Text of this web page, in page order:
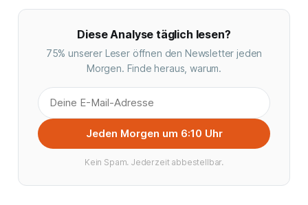
Diese Analyse täglich lesen?
75% unserer Leser öffnen den Newsletter jeden
Morgen. Finde heraus, warum.
Jeden Morgen um 6:10 Uhr
Kein Spam. Jederzeit abbestellbar.